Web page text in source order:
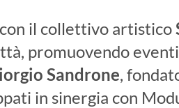
il collettivo artistico
promuovendo
Sandrone,
in sinergia con